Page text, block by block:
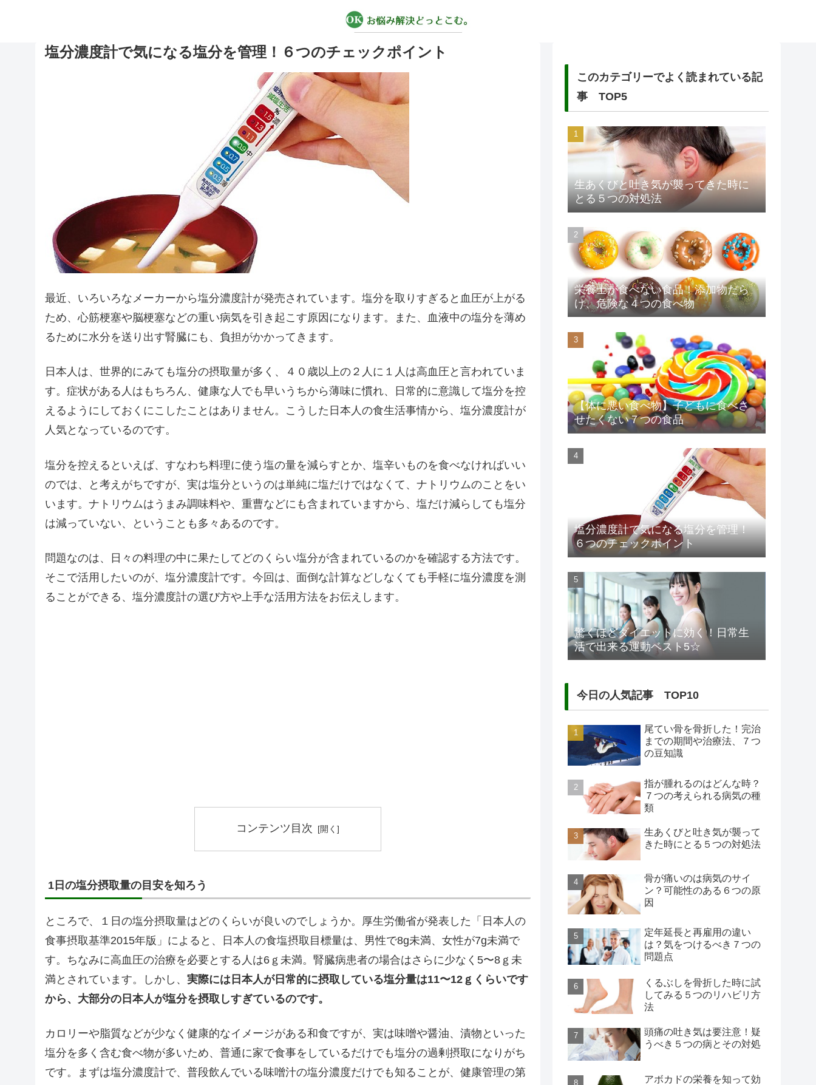
塩分濃度計で気になる塩分を管理！６つのチェックポイント
最近、いろいろなメーカーから塩分濃度計が発売されています。塩分を取りすぎると血圧が上がる
ため、心筋梗塞や脳梗塞などの重い病気を引き起こす原因になります。また、血液中の塩分を薄め
るために水分を送り出す腎臓にも、負担がかかってきます。
日本人は、世界的にみても塩分の摂取量が多く、４０歳以上の２人に１人は高血圧と言われていま
す。症状がある人はもちろん、健康な人でも早いうちから薄味に慣れ、日常的に意識して塩分を控
えるようにしておくにこしたことはありません。こうした日本人の食生活事情から、塩分濃度計が
人気となっているのです。
塩分を控えるといえば、すなわち料理に使う塩の量を減らすとか、塩辛いものを食べなければいい
のでは、と考えがちですが、実は塩分というのは単純に塩だけではなくて、ナトリウムのことをい
います。ナトリウムはうまみ調味料や、重曹などにも含まれていますから、塩だけ減らしても塩分
は減っていない、ということも多々あるのです。
問題なのは、日々の料理の中に果たしてどのくらい塩分が含まれているのかを確認する方法です。
そこで活用したいのが、塩分濃度計です。今回は、面倒な計算などしなくても手軽に塩分濃度を測
ることができる、塩分濃度計の選び方や上手な活用方法をお伝えします。
コンテンツ目次
1日の塩分摂取量の目安を知ろう
ところで、１日の塩分摂取量はどのくらいが良いのでしょうか。厚生労働省が発表した「日本人の
食事摂取基準2015年版」によると、日本人の食塩摂取目標量は、男性で8g未満、女性が7g未満で
す。ちなみに高血圧の治療を必要とする人は6ｇ未満。腎臓病患者の場合はさらに少なく5〜8ｇ未
満とされています。しかし、 実際には日本人が日常的に摂取している塩分量は11〜12ｇくらいです
から、大部分の日本人が塩分を摂取しすぎているのです。
カロリーや脂質などが少なく健康的なイメージがある和食ですが、実は味噌や醤油、漬物といった
塩分を多く含む食べ物が多いため、普通に家で食事をしているだけでも塩分の過剰摂取になりがち
です。まずは塩分濃度計で、普段飲んでいる味噌汁の塩分濃度だけでも知ることが、健康管理の第
このカテゴリーでよく読まれている記
事 TOP5
生あくびと吐き気が襲ってきた時に
とる５つの対処法
栄養士が食べない食品！添加物だら
け、危険な４つの食べ物
【体に悪い食べ物】子どもに食べさ
せたくない７つの食品
塩分濃度計で気になる塩分を管理！
６つのチェックポイント
驚くほどダイエットに効く！日常生
活で出来る運動ベスト5☆
今日の人気記事 TOP10
尾てい骨を骨折した！完治
までの期間や治療法、７つ
の豆知識
指が腫れるのはどんな時？
７つの考えられる病気の種
類
生あくびと吐き気が襲って
きた時にとる５つの対処法
骨が痛いのは病気のサイ
ン？可能性のある６つの原
因
定年延長と再雇用の違い
は？気をつけるべき７つの
問題点
くるぶしを骨折した時に試
してみる５つのリハビリ方
法
頭痛の吐き気は要注意！疑
うべき５つの病とその対処
アボカドの栄養を知って効